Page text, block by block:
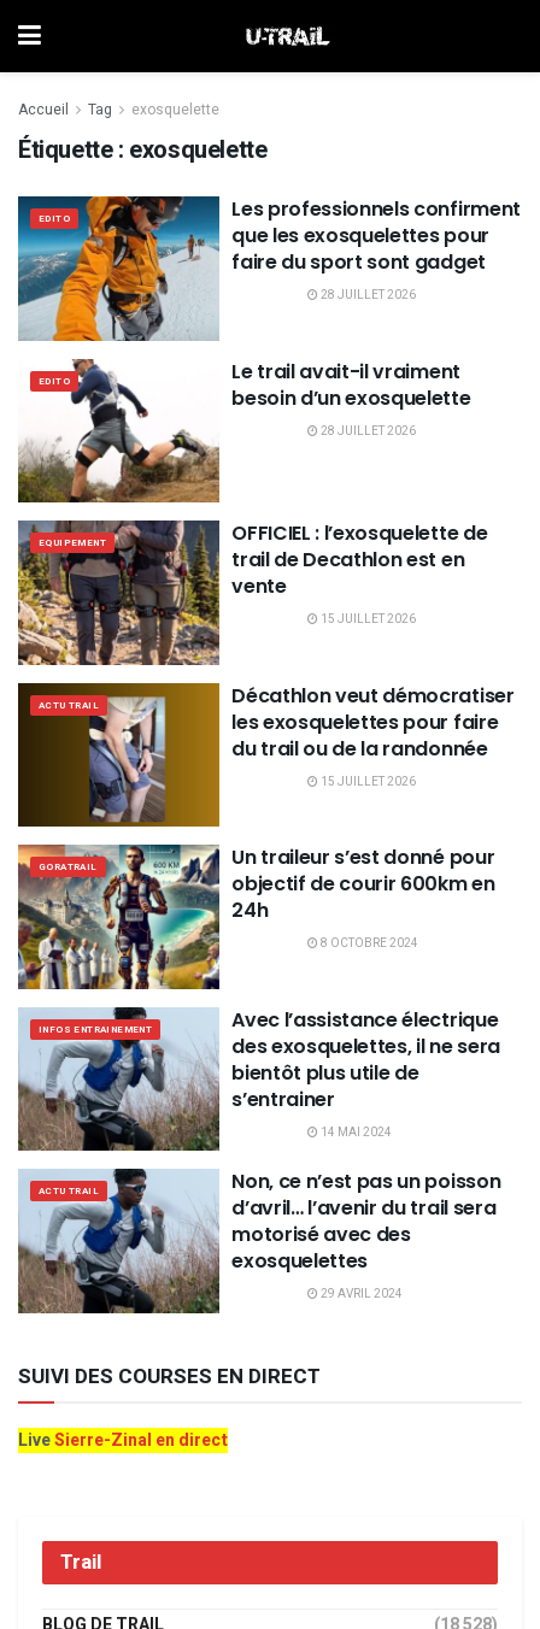
Accueil Tag exosquelette
Étiquette : exosquelette
EDITO
Les professionnels confirment
que les exosquelettes pour
faire du sport sont gadget
28 JUILLET 2026
EDITO
Le trail avait-il vraiment
besoin d’un exosquelette
28 JUILLET 2026
EQUIPEMENT
OFFICIEL : l’exosquelette de
trail de Decathlon est en
vente
15 JUILLET 2026
ACTU TRAIL
Décathlon veut démocratiser
les exosquelettes pour faire
du trail ou de la randonnée
15 JUILLET 2026
GORATRAIL
Un traileur s’est donné pour
objectif de courir 600km en
24h
8 OCTOBRE 2024
INFOS ENTRAINEMENT
Avec l’assistance électrique
des exosquelettes, il ne sera
bientôt plus utile de
s’entrainer
14 MAI 2024
ACTU TRAIL
Non, ce n’est pas un poisson
d’avril… l’avenir du trail sera
motorisé avec des
exosquelettes
29 AVRIL 2024
SUIVI DES COURSES EN DIRECT
LiveSierre-Zinal en direct
Trail